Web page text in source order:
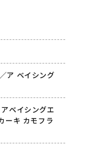
ア ベイシング
ベイシングエ
ーキ カモフラ